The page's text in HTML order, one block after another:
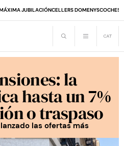
JUBILACIÓNCELLERS DOMENYSCOCHES
la
hasta un 7%
o traspaso
las ofertas más